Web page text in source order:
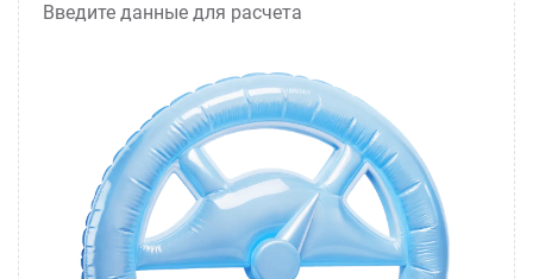
Введите данные для расчета